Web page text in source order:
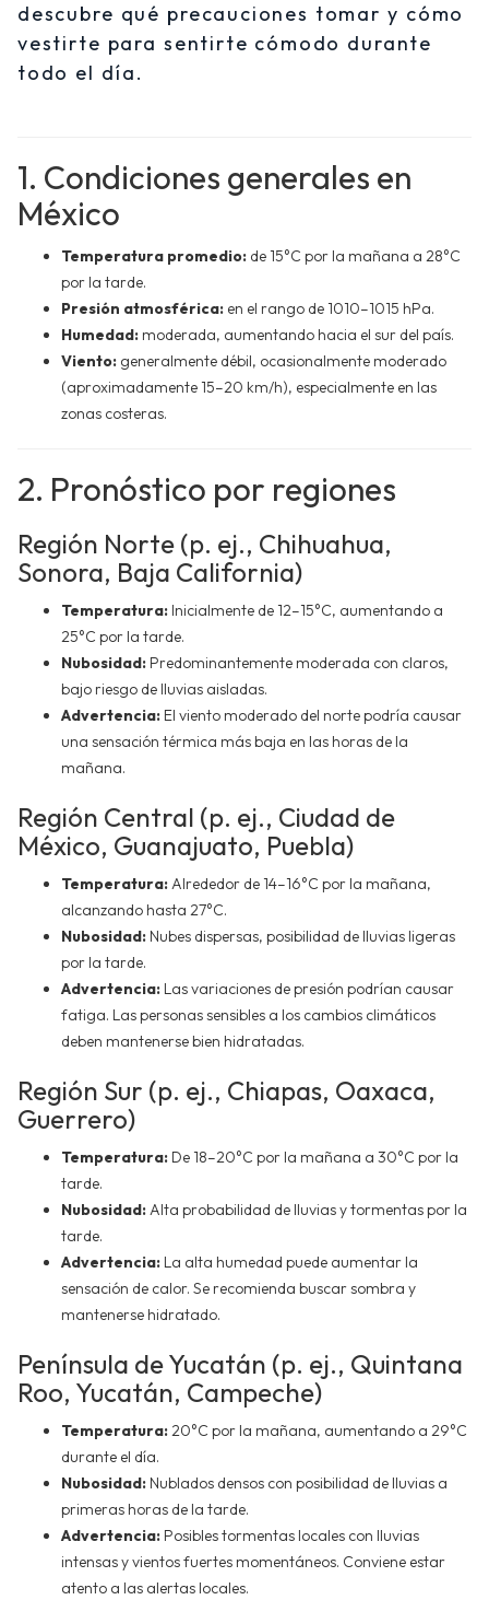
descubre qué precauciones tomar y cómo
vestirte para sentirte cómodo durante
todo el día.
1. Condiciones generales en
México
Temperatura promedio: de 15°C por la mañana a 28°C
por la tarde.
Presión atmosférica: en el rango de 1010–1015 hPa.
Humedad: moderada, aumentando hacia el sur del país.
Viento: generalmente débil, ocasionalmente moderado
(aproximadamente 15–20 km/h), especialmente en las
zonas costeras.
2. Pronóstico por regiones
Región Norte (p. ej., Chihuahua,
Sonora, Baja California)
Temperatura: Inicialmente de 12–15°C, aumentando a
25°C por la tarde.
Nubosidad: Predominantemente moderada con claros,
bajo riesgo de lluvias aisladas.
Advertencia: El viento moderado del norte podría causar
una sensación térmica más baja en las horas de la
mañana.
Región Central (p. ej., Ciudad de
México, Guanajuato, Puebla)
Temperatura:Alrededor de 14–16°C por la mañana,
alcanzando hasta 27°C.
Nubosidad: Nubes dispersas, posibilidad de lluvias ligeras
por la tarde.
Advertencia: Las variaciones de presión podrían causar
fatiga. Las personas sensibles a los cambios climáticos
deben mantenerse bien hidratadas.
Región Sur (p. ej., Chiapas, Oaxaca,
Guerrero)
Temperatura: De 18–20°C por la mañana a 30°C por la
tarde.
Nubosidad:Alta probabilidad de lluvias y tormentas por la
tarde.
Advertencia: La alta humedad puede aumentar la
sensación de calor. Se recomienda buscar sombra y
mantenerse hidratado.
Península de Yucatán (p. ej., Quintana
Roo, Yucatán, Campeche)
Temperatura:20°C por la mañana, aumentando a 29°C
durante el día.
Nubosidad: Nublados densos con posibilidad de lluvias a
primeras horas de la tarde.
Advertencia: Posibles tormentas locales con lluvias
intensas y vientos fuertes momentáneos. Conviene estar
atento a las alertas locales.